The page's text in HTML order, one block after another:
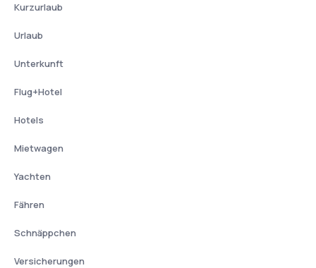
Kurzurlaub
Urlaub
Unterkunft
Flug+Hotel
Hotels
Mietwagen
Yachten
Fähren
Schnäppchen
Versicherungen